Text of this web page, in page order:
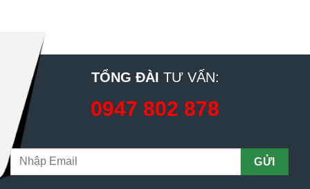
TỔNG ĐÀI TƯ VẤN:
0947 802 878